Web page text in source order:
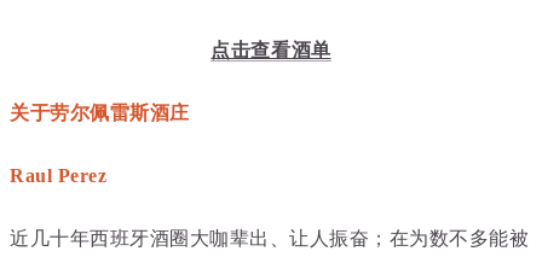
点击查看酒单
关于劳尔佩雷斯酒庄
Raul Perez
近几十年西班牙酒圈大咖辈出、让人振奋；在为数不多能被